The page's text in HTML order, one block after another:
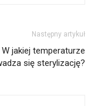
Następny artykuł
W jakiej temperaturze
się sterylizację?